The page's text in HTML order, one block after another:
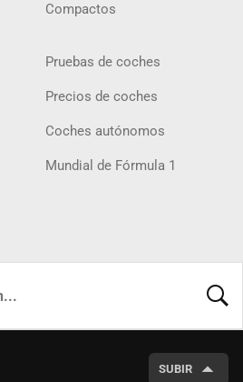
Compactos
Pruebas de coches
Precios de coches
Coches autónomos
Mundial de Fórmula 1
SUBIR